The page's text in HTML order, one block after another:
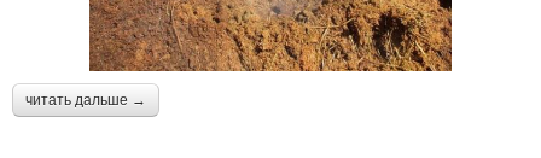
читать дальше →